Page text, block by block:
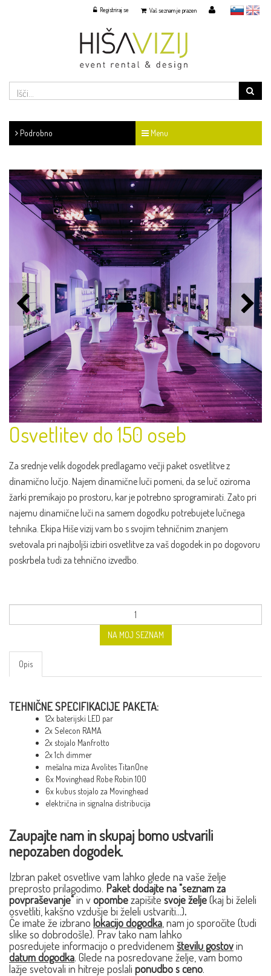
slovensko
English
Vaš seznam je prazen
Registriraj se
Podrobno Menu
Osvetlitev do 150 oseb
Za srednje velik dogodek predlagamo večji paket osvetlitve z
dinamično lučjo. Najem dinamične luči pomeni, da se luč oziroma
žarki premikajo po prostoru, kar je potrebno sprogramirati. Zato pri
najemu dinamične luči na samem dogodku potrebujete lučnega
tehnika. Ekipa Hiše vizij vam bo s svojim tehničnim znanjem
svetovala pri najboljši izbiri osvetlitve za vaš dogodek in po dogovoru
poskrbela tudi za tehnično izvedbo.
NA MOJ SEZNAM
Opis
TEHNIČNE SPECIFIKACIJE PAKETA:
12x baterijski LED par
2x Selecon RAMA
2x stojalo Manfrotto
2x 1ch dimmer
mešalna miza Avolites TitanOne
6x Movinghead Robe Robin 100
6x kubus stojalo za Movinghead
električna in signalna distribucija
Zaupajte nam in skupaj bomo ustvarili
nepozaben dogodek.
Izbran paket osvetlive vam lahko glede na vaše želje
preprosto prilagodimo. Paket dodajte na "seznam za
povpraševanje"in vopombezapišite svoje želje(kaj bi želeli
osvetliti, kakšno vzdušje bi želeli ustvariti...).
Če imate že izbrano lokacijo dogodka , nam jo sporočite (tudi
slike so dobrodošle). Prav tako nam lahko
posredujete informacijo o predvidenem številu gostovin
datum dogodka. Glede na posredovane želje, vam bomo
lažje svetovali in hitreje poslali ponudbo s ceno.